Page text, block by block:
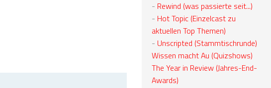
- Rewind (was passierte seit...)
- Hot Topic (Einzelcast zu
aktuellen Top Themen)
- Unscripted (Stammtischrunde)
Wissen macht Au (Quizshows)
The Year in Review (Jahres-End-
Awards)